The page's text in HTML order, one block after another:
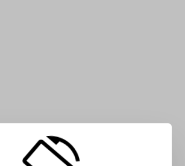
Sami characters into the box: